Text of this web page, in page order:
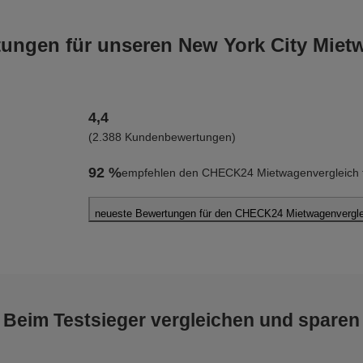
für unseren New York City
4,4
(2.388 Kundenbewertungen)
92 %empfehlen den CHECK24
neueste Bewertungen für den CHECK24
Dominik L.
Beim Testsieger vergleichen und sparen